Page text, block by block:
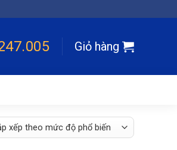
Giỏ hàng